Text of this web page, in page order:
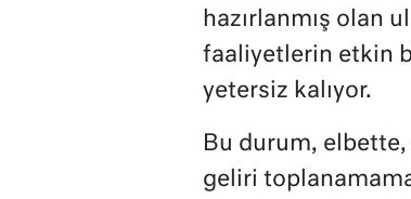
hazırlanmış olan
faaliyetlerin etkin
yetersiz kalıyor.
Bu durum,
geliri